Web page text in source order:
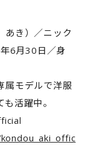
き）／ニック
6月30日／身
属モデルで洋服
活躍中。